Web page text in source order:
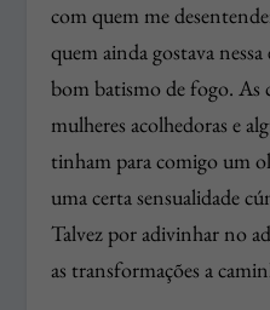
com quem me
quem ainda gostava
bom batismo de fogo. As
mulheres acolhedoras e
tinham para comigo um
uma certa sensualidade
Talvez por adivinhar no
as transformações a